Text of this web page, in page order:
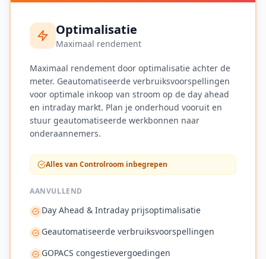
Optimalisatie
Maximaal rendement
Maximaal rendement door optimalisatie achter de
meter. Geautomatiseerde verbruiksvoorspellingen
voor optimale inkoop van stroom op de day ahead
en intraday markt. Plan je onderhoud vooruit en
stuur geautomatiseerde werkbonnen naar
onderaannemers.
Alles van Controlroom inbegrepen
AANVULLEND
Day Ahead & Intraday prijsoptimalisatie
Geautomatiseerde verbruiksvoorspellingen
GOPACS congestievergoedingen